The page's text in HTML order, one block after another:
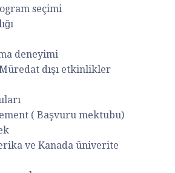
seçimi
deneyimi
dışı etkinlikler
( Başvuru mektubu)
ve Kanada üniverite